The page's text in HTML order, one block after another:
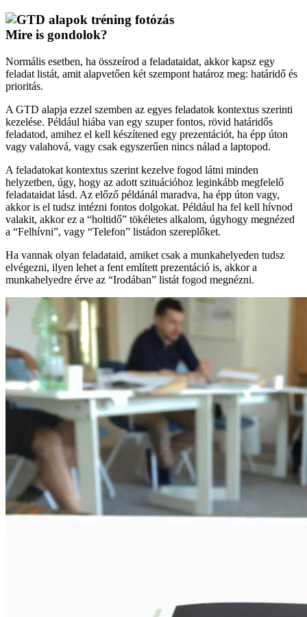
Mire is gondolok?
Normális esetben, ha összeírod a feladataidat, akkor kapsz egy
feladat listát, amit alapvetően két szempont határoz meg: határidő és
prioritás.
A GTD alapja ezzel szemben az egyes feladatok kontextus szerinti
kezelése. Például hiába van egy szuper fontos, rövid határidős
feladatod, amihez el kell készítened egy prezentációt, ha épp úton
vagy valahová, vagy csak egyszerűen nincs nálad a laptopod.
A feladatokat kontextus szerint kezelve fogod látni minden
helyzetben, úgy, hogy az adott szituációhoz leginkább megfelelő
feladataidat lásd. Az előző példánál maradva, ha épp úton vagy,
akkor is el tudsz intézni fontos dolgokat. Például ha fel kell hívnod
valakit, akkor ez a “holtidő” tökéletes alkalom, úgyhogy megnézed
a “Felhívni”, vagy “Telefon” listádon szereplőket.
Ha vannak olyan feladataid, amiket csak a munkahelyeden tudsz
elvégezni, ilyen lehet a fent említett prezentáció is, akkor a
munkahelyedre érve az “Irodában” listát fogod megnézni.